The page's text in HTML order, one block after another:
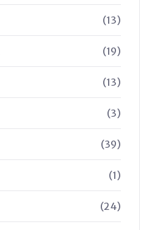
(13)
(19)
(13)
(3)
(39)
(1)
(24)